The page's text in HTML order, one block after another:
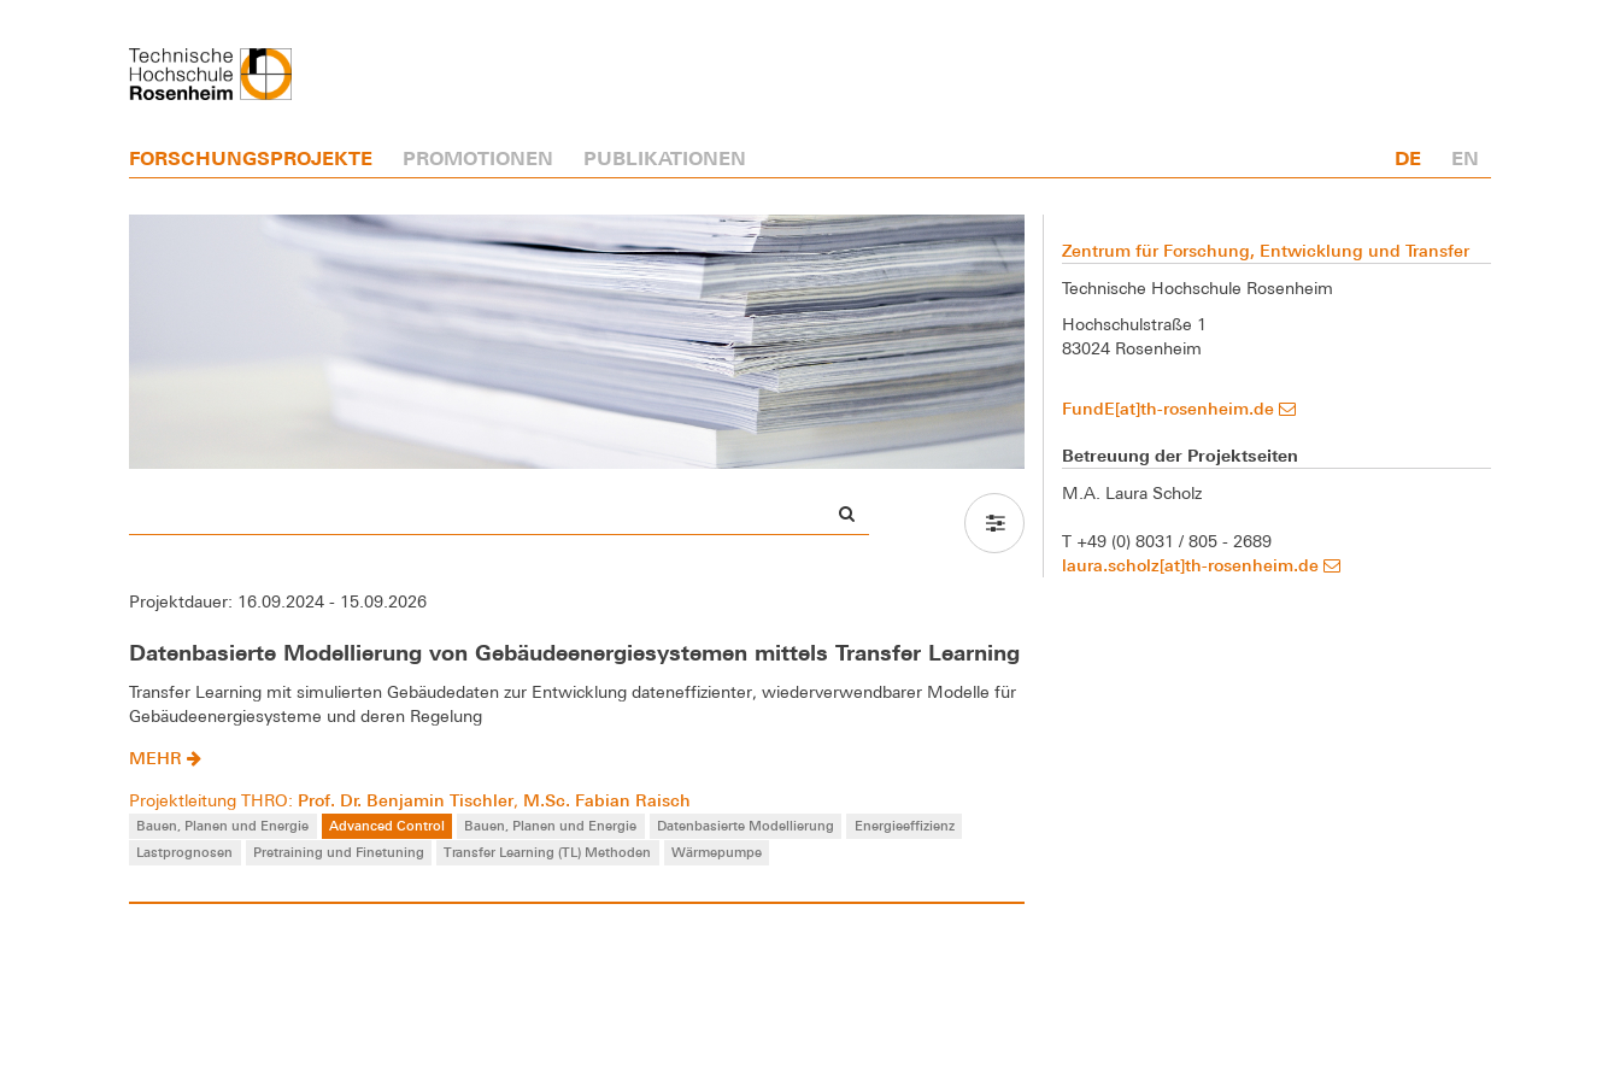
FORSCHUNGSPROJEKTE PROMOTIONEN PUBLIKATIONEN DE EN
Projektdauer: 16.09.2024 - 15.09.2026
Datenbasierte Modellierung von Gebäudeenergiesystemen mittels Transfer Learning
Transfer Learning mit simulierten Gebäudedaten zur Entwicklung dateneffizienter, wiederverwendbarer Modelle für
Gebäudeenergiesysteme und deren Regelung
MEHR
Projektleitung THRO: Prof. Dr. Benjamin Tischler, M.Sc. Fabian Raisch
Bauen, Planen und Energie Advanced Control Bauen, Planen und Energie Datenbasierte Modellierung
Energieeffizienz
Lastprognosen
Pretraining und Finetuning Transfer Learning (TL) Methoden Wärmepumpe
Zentrum für Forschung, Entwicklung und Transfer
Technische Hochschule Rosenheim
Hochschulstraße 1
83024 Rosenheim
FundE[at]th-rosenheim.de
Betreuung der Projektseiten
M.A. Laura Scholz
T +49 (0) 8031 / 805 - 2689
laura.scholz[at]th-rosenheim.de